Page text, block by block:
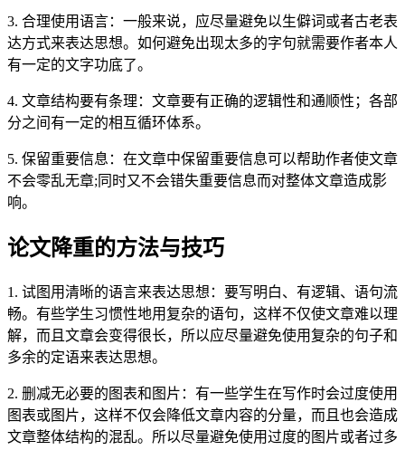
3. 合理使用语言：一般来说，应尽量避免以生僻词或者古老表
达方式来表达思想。如何避免出现太多的字句就需要作者本人
有一定的文字功底了。
4. 文章结构要有条理：文章要有正确的逻辑性和通顺性；各部
分之间有一定的相互循环体系。
5. 保留重要信息：在文章中保留重要信息可以帮助作者使文章
不会零乱无章;同时又不会错失重要信息而对整体文章造成影
响。
论文降重的方法与技巧
1. 试图用清晰的语言来表达思想：要写明白、有逻辑、语句流
畅。有些学生习惯性地用复杂的语句，这样不仅使文章难以理
解，而且文章会变得很长，所以应尽量避免使用复杂的句子和
多余的定语来表达思想。
2. 删减无必要的图表和图片：有一些学生在写作时会过度使用
图表或图片，这样不仅会降低文章内容的分量，而且也会造成
文章整体结构的混乱。所以尽量避免使用过度的图片或者过多